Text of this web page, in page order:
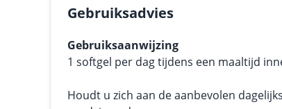
Gebruiksadvies
Gebruiksaanwijzing
1 softgel per dag tijdens een maaltijd
Houdt u zich aan de aanbevolen